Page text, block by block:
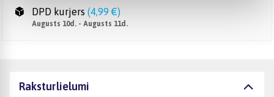
DPD kurjers (4,99 €)
Augusts 10d. - Augusts 11d.
Raksturlielumi